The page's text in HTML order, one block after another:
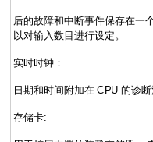
后的故障和中断事件保存在一
以对输入数目进行设定。
实时时钟：
日期和时间附加在 CPU 的诊
存储卡: